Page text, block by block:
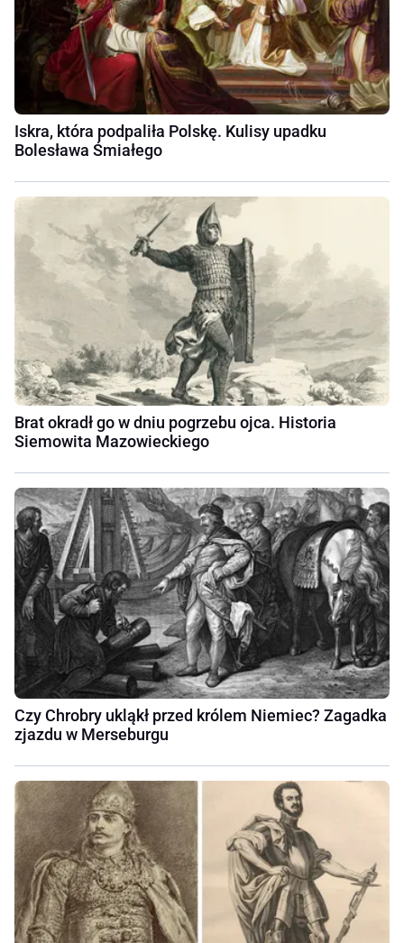
Iskra, która podpaliła Polskę. Kulisy upadku
Bolesława Śmiałego
Brat okradł go w dniu pogrzebu ojca. Historia
Siemowita Mazowieckiego
Czy Chrobry ukląkł przed królem Niemiec? Zagadka
zjazdu w Merseburgu